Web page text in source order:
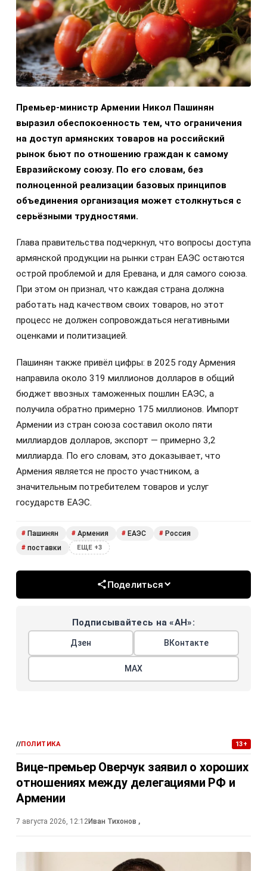
Премьер-министр Армении Никол Пашинян
выразил обеспокоенность тем, что ограничения
на доступ армянских товаров на российский
рынок бьют по отношению граждан к самому
Евразийскому союзу. По его словам, без
полноценной реализации базовых принципов
объединения организация может столкнуться с
серьёзными трудностями.
Глава правительства подчеркнул, что вопросы доступа
армянской продукции на рынки стран ЕАЭС остаются
острой проблемой и для Еревана, и для самого союза.
При этом он признал, что каждая страна должна
работать над качеством своих товаров, но этот
процесс не должен сопровождаться негативными
оценками и политизацией.
Пашинян также привёл цифры: в 2025 году Армения
направила около 319 миллионов долларов в общий
бюджет ввозных таможенных пошлин ЕАЭС, а
получила обратно примерно 175 миллионов. Импорт
Армении из стран союза составил около пяти
миллиардов долларов, экспорт — примерно 3,2
миллиарда. По его словам, это доказывает, что
Армения является не просто участником, а
значительным потребителем товаров и услуг
государств ЕАЭС.
# Пашинян # Армения # ЕАЭС # Россия
# поставки ЕЩЕ +3
Поделиться
Подписывайтесь на «АН»:
Дзен ВКонтакте
МАХ
//ПОЛИТИКА 13+
Вице-премьер Оверчук заявил о хороших
отношениях между делегациями РФ и
Армении
7 августа 2026, 12:12Иван Тихонов ,